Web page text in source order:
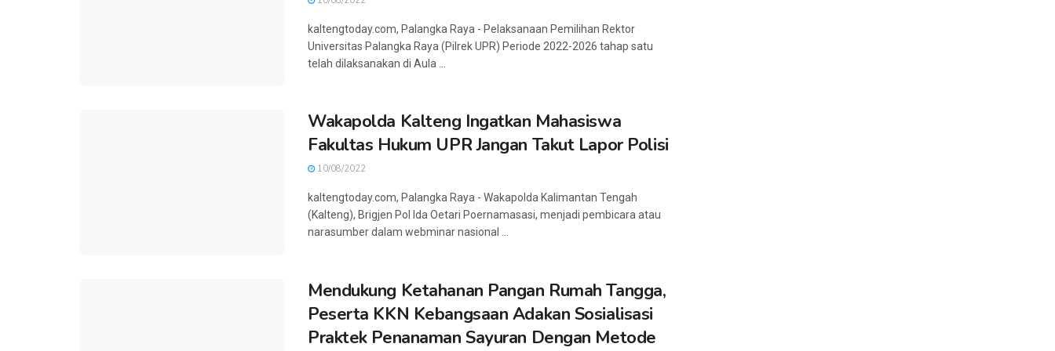
kaltengtoday.com, Palangka Raya - Pelaksanaan Pemilihan Rektor
Universitas Palangka Raya (Pilrek UPR) Periode 2022-2026 tahap satu
telah dilaksanakan di Aula ...
Wakapolda Kalteng Ingatkan Mahasiswa
Fakultas Hukum UPR Jangan Takut Lapor Polisi
10/08/2022
kaltengtoday.com, Palangka Raya - Wakapolda Kalimantan Tengah
(Kalteng), Brigjen Pol Ida Oetari Poernamasasi, menjadi pembicara atau
narasumber dalam webminar nasional ...
Mendukung Ketahanan Pangan Rumah Tangga,
Peserta KKN Kebangsaan Adakan Sosialisasi
Praktek Penanaman Sayuran Dengan Metode